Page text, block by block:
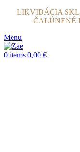
LIKVIDÁCIA
ČALÚNENÉ
Menu
0 items 0,00 €